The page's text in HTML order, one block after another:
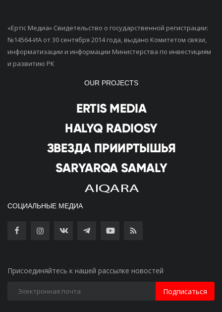
«Ертiс Медиа» Свидетельство о государственной регистрации:
№14564-ИА от 30 сентября 2014 года, выдано Комитетом связи,
информатизации и информации Министерства по инвестициям
и развитию РК
OUR PROJECTS
СОЦИАЛЬНЫЕ МЕДИА
Присоединяйтесь к нашей рассылке новостей
Подписаться